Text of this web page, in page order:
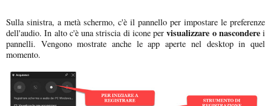
Sulla sinistra, a metà schermo, c'è il pannello per impostare le preferenze
dell'audio. In alto c'è una striscia di icone per visualizzare o nasconderei
pannelli. Vengono mostrate anche le app aperte nel desktop in quel
momento.